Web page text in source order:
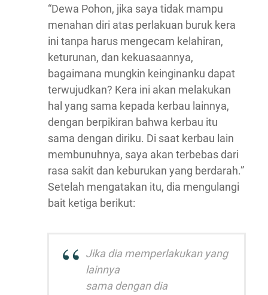
“Dewa Pohon, jika saya tidak mampu
menahan diri atas perlakuan buruk kera
ini tanpa harus mengecam kelahiran,
keturunan, dan kekuasaannya,
bagaimana mungkin keinginanku dapat
terwujudkan? Kera ini akan melakukan
hal yang sama kepada kerbau lainnya,
dengan berpikiran bahwa kerbau itu
sama dengan diriku. Di saat kerbau lain
membunuhnya, saya akan terbebas dari
rasa sakit dan keburukan yang berdarah.”
Setelah mengatakan itu, dia mengulangi
bait ketiga berikut:
Jika dia memperlakukan yang
lainnya
sama dengan dia